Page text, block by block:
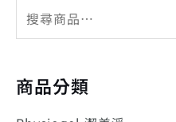
商品分類